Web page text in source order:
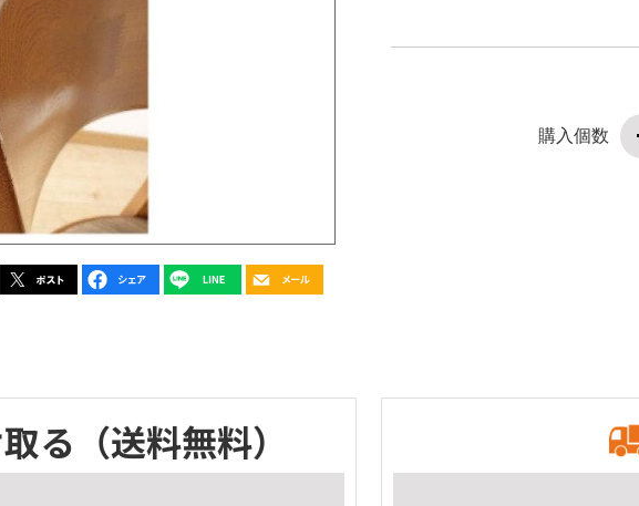
購入個数
る （送料無料）